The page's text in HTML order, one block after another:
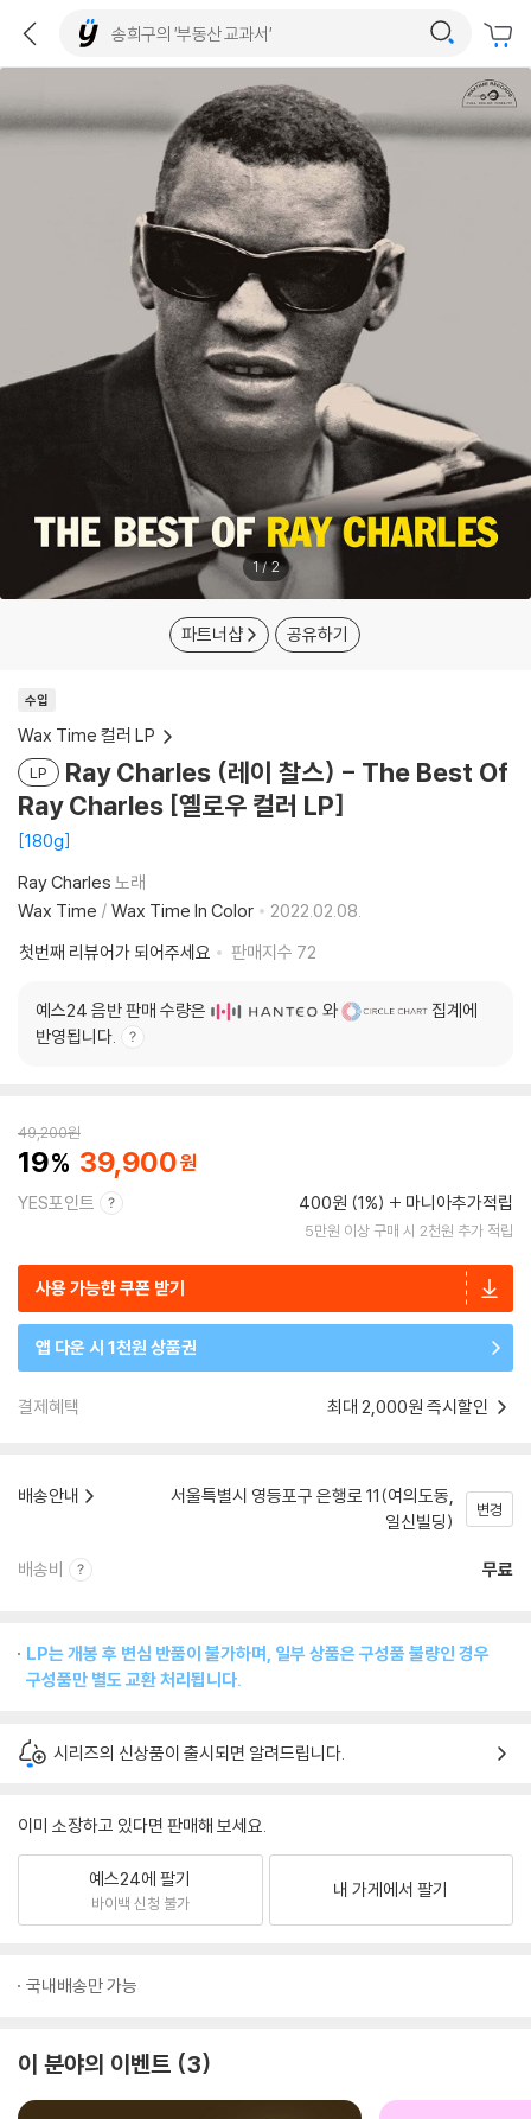
1/2
파트너샵 공유하기
수입
Wax Time 컬러 LP
LP
Ray Charles (레이 찰스) - The Best Of
Ray Charles [옐로우 컬러 LP]
180g
Ray Charles 노래
Wax Time / Wax Time In Color
2022.02.08.
첫번째 리뷰어가 되어주세요
판매지수 72
예스24 음반 판매 수량은 와
집계에
반영됩니다.
49,200원
19 39,900
YES포인트 400원 (1%) 마니아추가적립
5만원 이상 구매 시 2천원 추가 적립
사용 가능한 쿠폰 받기
앱 다운 시 1천원 상품권
결제혜택 최대 2,000원 즉시할인
배송안내
서울특별시 영등포구 은행로 11(여의도동,
일신빌딩)
변경
배송비 무료
LP는 개봉 후 변심 반품이 불가하며, 일부 상품은 구성품 불량인 경우
구성품만 별도 교환 처리됩니다.
시리즈의 신상품이 출시되면 알려드립니다.
이미 소장하고 있다면 판매해 보세요.
예스24에 팔기
바이백 신청 불가
내 가게에서 팔기
국내배송만 가능
이 분야의 이벤트 3